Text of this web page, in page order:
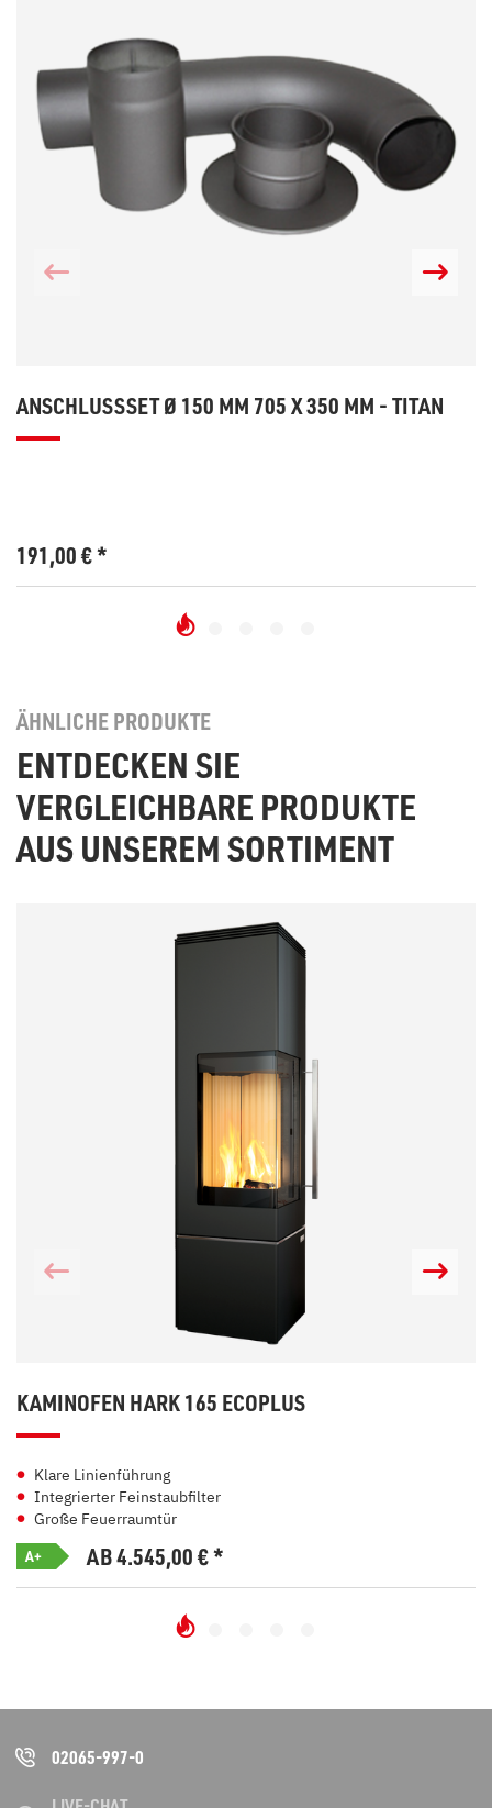
ANSCHLUSSSET Ø 150 MM 705 X 350 MM - TITAN
191,00€*
ÄHNLICHE PRODUKTE
ENTDECKEN SIE
VERGLEICHBARE PRODUKTE
AUS UNSEREM SORTIMENT
KAMINOFEN HARK 165 ECOPLUS
Klare Linienführung
Integrierter Feinstaubfilter
Große Feuerraumtür
A+ AB 4.545,00€*
02065-997-0